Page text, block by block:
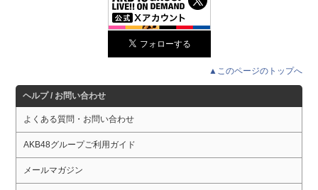
▲このページのトップへ
ヘルプ / お問い合わせ
よくある質問・お問い合わせ
AKB48グループご利用ガイド
メールマガジン